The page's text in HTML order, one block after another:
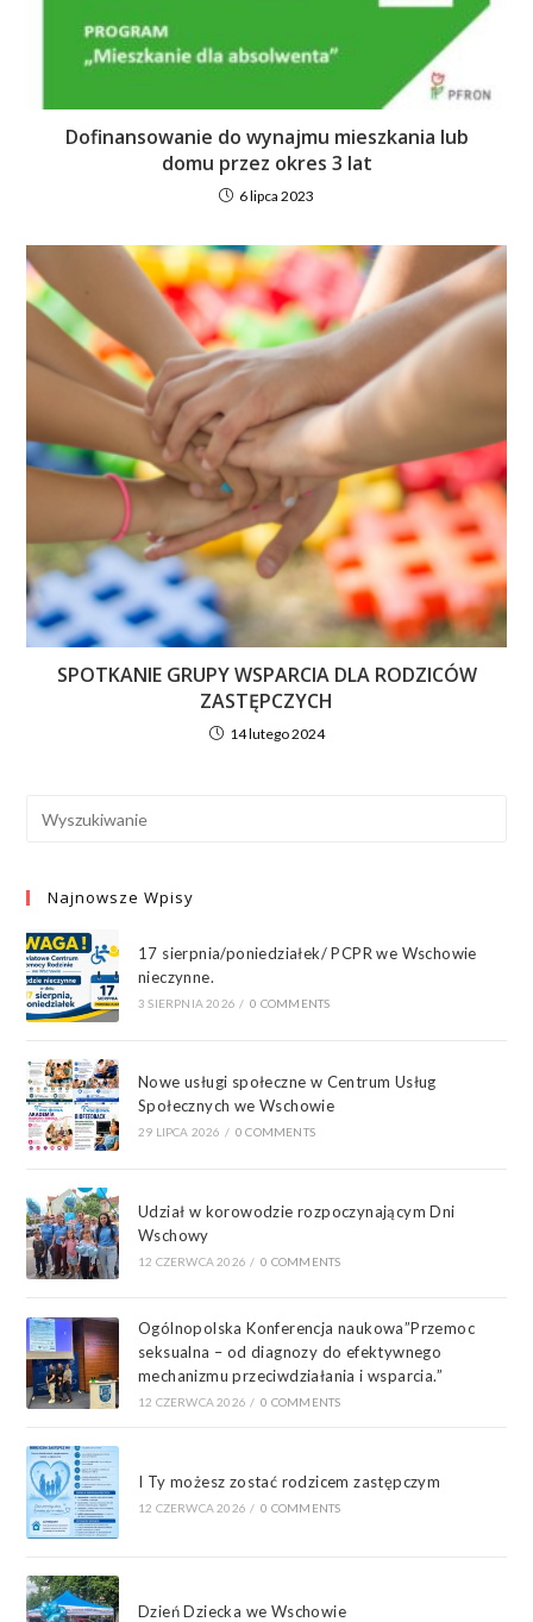
Dofinansowanie do wynajmu mieszkania lub
domu przez okres 3 lat
6 lipca 2023
SPOTKANIE GRUPY WSPARCIA DLA RODZICÓW
ZASTĘPCZYCH
14 lutego 2024
Najnowsze Wpisy
17 sierpnia/poniedziałek/ PCPR we Wschowie
nieczynne.
3 SIERPNIA 2026 / 0 COMMENTS
Nowe usługi społeczne w Centrum Usług
Społecznych we Wschowie
29 LIPCA 2026 / 0 COMMENTS
Udział w korowodzie rozpoczynającym Dni
Wschowy
12 CZERWCA 2026 / 0 COMMENTS
Ogólnopolska Konferencja naukowa”Przemoc
seksualna – od diagnozy do efektywnego
mechanizmu przeciwdziałania i wsparcia.”
12 CZERWCA 2026 / 0 COMMENTS
I Ty możesz zostać rodzicem zastępczym
12 CZERWCA 2026 / 0 COMMENTS
Dzień Dziecka we Wschowie